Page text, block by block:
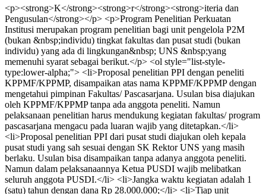
<p><strong>K</strong><strong>r</strong><strong>iteria dan
Pengusulan</strong></p> <p>Program Penelitian Perkuatan
Institusi merupakan program penelitian bagi unit pengelola P2M
(bukan &nbsp;individu) tingkat fakultas dan pusat studi (bukan
individu) yang ada di lingkungan&nbsp; UNS &nbsp;yang
memenuhi syarat sebagai berikut.</p> <ol style="list-style-
type:lower-alpha;"> <li>Proposal penelitian PPI dengan peneliti
KPPMF/KPPMP, disampaikan atas nama KPPMF/KPPMP dengan
mengetahui pimpinan Fakultas/ Pascasarjana. Usulan bisa diajukan
oleh KPPMF/KPPMP tanpa ada anggota peneliti. Namun
pelaksanaan penelitian harus mendukung kegiatan fakultas/ program
pascasarjana mengacu pada luaran wajib yang ditetapkan.</li>
<li>Proposal penelitian PPI dari pusat studi diajukan oleh kepala
pusat studi yang sah sesuai dengan SK Rektor UNS yang masih
berlaku. Usulan bisa disampaikan tanpa adanya anggota peneliti.
Namun dalam pelaksanaannya Ketua PUSDI wajib melibatkan
seluruh anggota PUSDI.</li> <li>Jangka waktu kegiatan adalah 1
(satu) tahun dengan dana Rp 28.000.000;</li> <li>Tiap unit